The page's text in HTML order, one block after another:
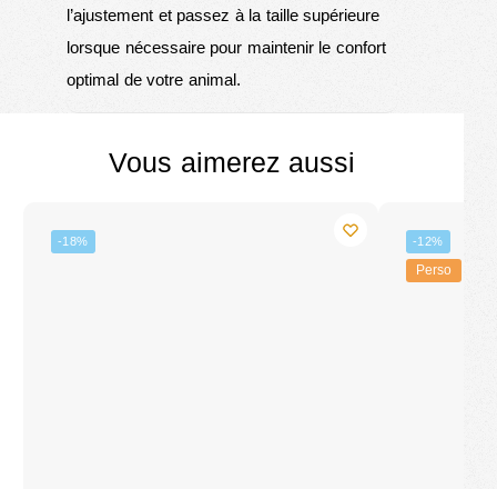
l’ajustement et passez à la taille supérieure
lorsque nécessaire pour maintenir le confort
optimal de votre animal.
Vous aimerez aussi
-18% -12%
Perso